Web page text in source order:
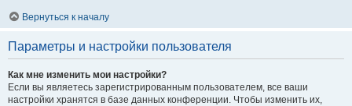
Вернуться к началу
Параметры и настройки пользователя
Как мне изменить мои настройки?
Если вы являетесь зарегистрированным пользователем, все ваши
настройки хранятся в базе данных конференции. Чтобы изменить их,